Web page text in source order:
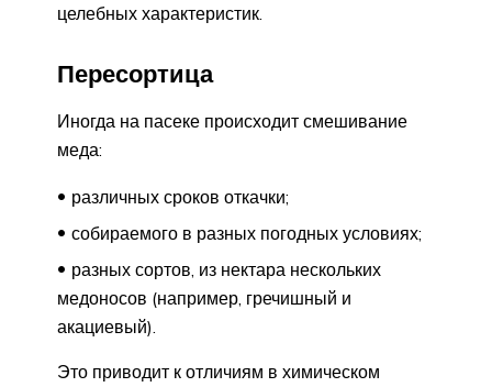
целебных характеристик.
Пересортица
Иногда на пасеке происходит смешивание
меда:
различных сроков откачки;
собираемого в разных погодных условиях;
разных сортов, из нектара нескольких
медоносов (например, гречишный и
акациевый).
Это приводит к отличиям в химическом